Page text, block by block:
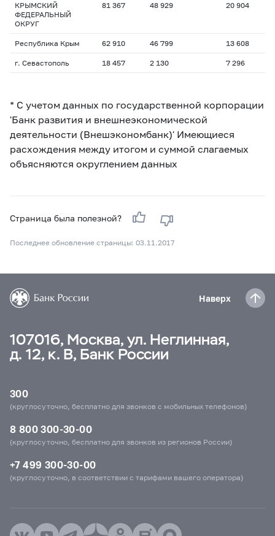
КРЫМСКИЙ
ФЕДЕРАЛЬНЫЙ
ОКРУГ
81 367 48 929 20 904
Республика Крым 62 910 46 799 13 608
г. Севастополь 18 457 2 130 7 296
* С учетом данных по государственной корпорации
'Банк развития и внешнеэкономической
деятельности (Внешэкономбанк)' Имеющиеся
расхождения между итогом и суммой слагаемых
объясняются округлением данных
Страница была полезной?
Последнее обновление страницы: 03.11.2017
Наверх
107016, Москва, ул. Неглинная,
д. 12, к. В, Банк России
300
(круглосуточно, бесплатно для звонков с мобильных телефонов)
8 800 300-30-00
(круглосуточно, бесплатно для звонков из регионов России)
+7 499 300-30-00
(круглосуточно, в соответствии с тарифами вашего оператора)